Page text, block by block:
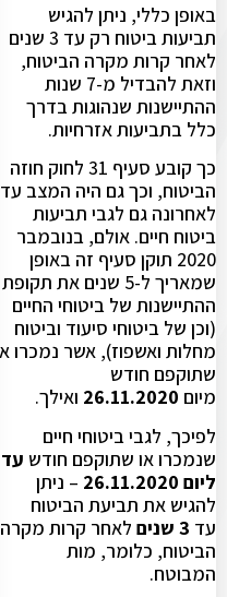
באופן כללי, ניתן להגיש
תביעות ביטוח רק עד 3 שנים
לאחר קרות מקרה הביטוח,
וזאת להבדיל מ-7 שנות
ההתיישנות שנהוגות בדרך
כלל בתביעות אזרחיות.
כך קובע סעיף 31 לחוק חוזה
הביטוח, וכך גם היה המצב עד
לאחרונה גם לגבי תביעות
ביטוח חיים. אולם, בנובמבר
2020 תוקן סעיף זה באופן
שמאריך ל-5 שנים את תקופת
ההתיישנות של ביטוחי החיים
(וכן של ביטוחי סיעוד וביטוח
מחלות ואשפוז), אשר נמכרו או
שתוקפם חודש
מיום26.11.2020ואילך.
לפיכך, לגבי ביטוחי חיים
שנמכרו או שתוקפם חודשעד
ליום 26.11.2020
– ניתן
להגיש את תביעת הביטוח
עד3 שנים
לאחר קרות מקרה
הביטוח, כלומר, מות
המבוטח.